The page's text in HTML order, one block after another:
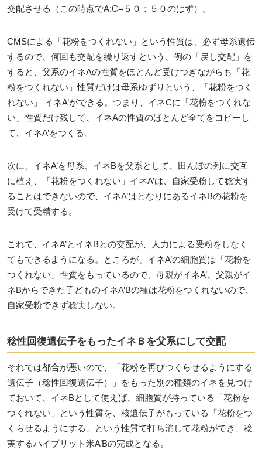
交配させる（この時点でA:C=５０：５０のはず）。
CMSによる「花粉をつくれない」という性質は、必ず母系遺伝
するので、何回も交配を繰り返すという、例の「戻し交配」を
すると、父系のイネAの性質をほとんど受けつぎながらも「花
粉をつくれない」性質だけは母系ゆずりという、「花粉をつく
れない」 イネA’ができる。つまり、イネCに「花粉をつくれな
い」性質だけ残して、イネAの性質のほとんど全てをコピーし
て、イネA’をつくる。
次に、イネA’を母系、イネBを父系として、田んぼの列に交互
に植え、「花粉をつくれない」イネA’は、自家受粉して稔実す
ることはできないので、イネA’はとなりにあるイネBの花粉を
受けて受精する。
これで、イネA’とイネBとの交配が、人力による受粉をしなく
てもできるようになる。ところが、イネA’の細胞質は「花粉を
つくれない」性質をもっているので、母親がイネA’、父親がイ
ネBからできた子どものイネA’Bの種は花粉をつくれないので、
自家受粉できず稔実しない。
稔性回復遺伝子をもったイネＢを父系にして交配
それでは都合が悪いので、「花粉を再びつくらせるようにする
遺伝子（稔性回復遺伝子）」をもった別の種類のイネを見つけ
ておいて、イネBとして使えば、細胞質が持っている「花粉を
つくれない」という性質を、核遺伝子がもっている「花粉をつ
くらせるようにする」という性質で打ち消して花粉ができ、稔
実するハイブリット米A’Bの完成となる。